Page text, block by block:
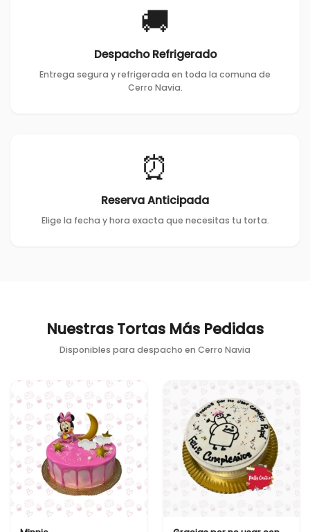
🚚
Despacho Refrigerado
Entrega segura y refrigerada en toda la comuna de
Cerro Navia.
⏰
Reserva Anticipada
Elige la fecha y hora exacta que necesitas tu torta.
Nuestras Tortas Más Pedidas
Disponibles para despacho en Cerro Navia